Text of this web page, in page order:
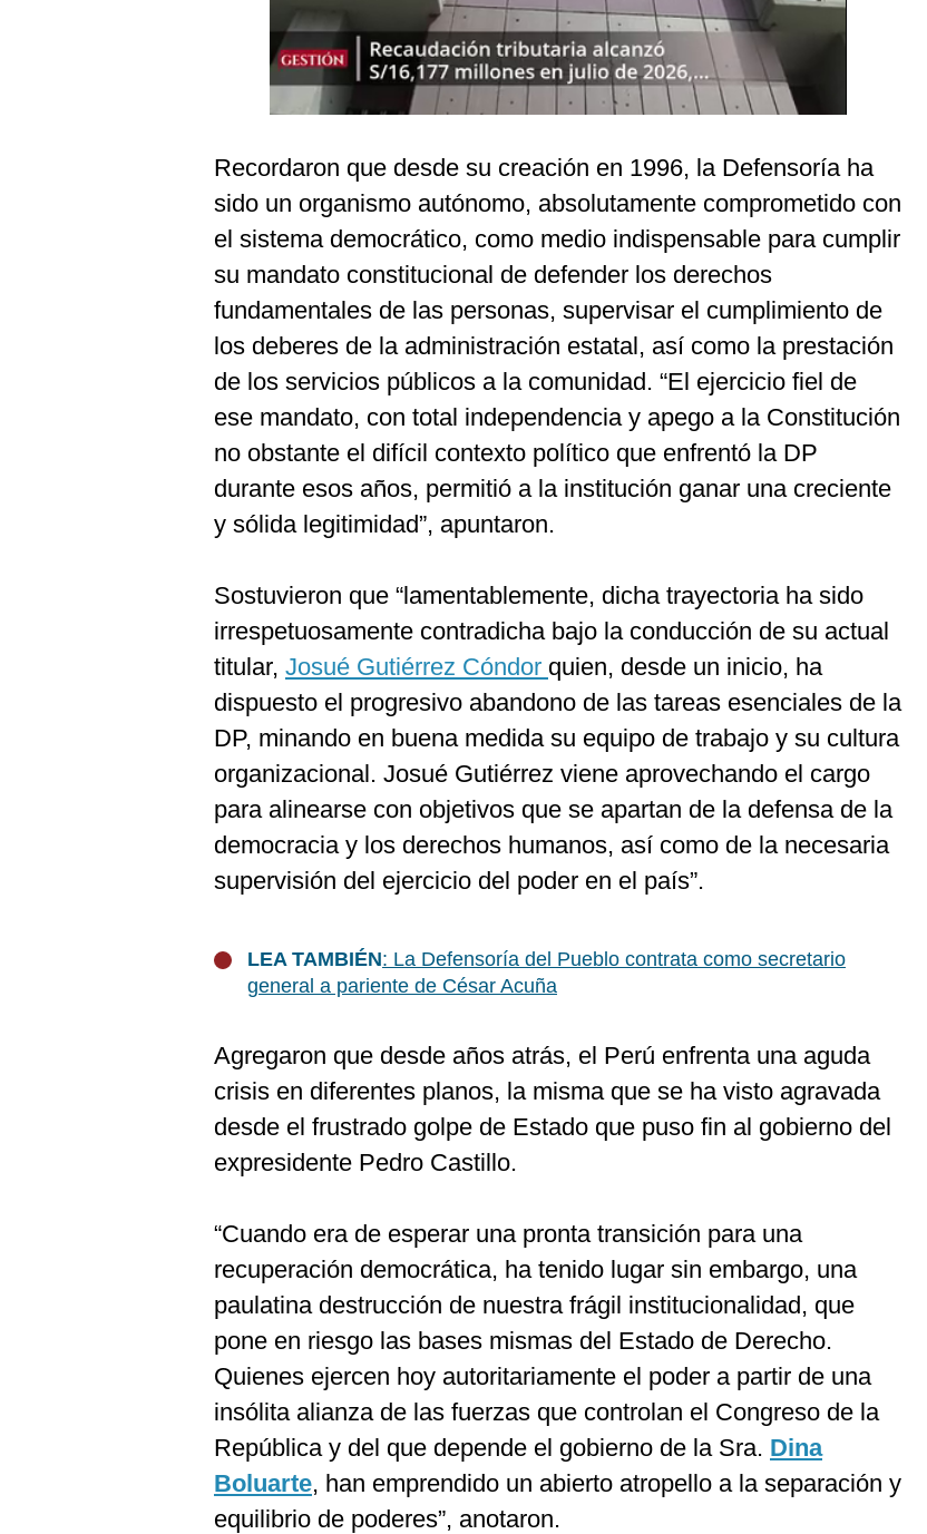
Recordaron que desde su creación en 1996, la Defensoría ha
sido un organismo autónomo, absolutamente comprometido con
el sistema democrático, como medio indispensable para cumplir
su mandato constitucional de defender los derechos
fundamentales de las personas, supervisar el cumplimiento de
los deberes de la administración estatal, así como la prestación
de los servicios públicos a la comunidad. “El ejercicio fiel de
ese mandato, con total independencia y apego a la Constitución
no obstante el difícil contexto político que enfrentó la DP
durante esos años, permitió a la institución ganar una creciente
y sólida legitimidad”, apuntaron.
Sostuvieron que “lamentablemente, dicha trayectoria ha sido
irrespetuosamente contradicha bajo la conducción de su actual
titular, Josué Gutiérrez Cóndor quien, desde un inicio, ha
dispuesto el progresivo abandono de las tareas esenciales de la
DP, minando en buena medida su equipo de trabajo y su cultura
organizacional. Josué Gutiérrez viene aprovechando el cargo
para alinearse con objetivos que se apartan de la defensa de la
democracia y los derechos humanos, así como de la necesaria
supervisión del ejercicio del poder en el país”.
LEA TAMBIÉN: La Defensoría del Pueblo contrata como secretario
general a pariente de César Acuña
Agregaron que desde años atrás, el Perú enfrenta una aguda
crisis en diferentes planos, la misma que se ha visto agravada
desde el frustrado golpe de Estado que puso fin al gobierno del
expresidente Pedro Castillo.
“Cuando era de esperar una pronta transición para una
recuperación democrática, ha tenido lugar sin embargo, una
paulatina destrucción de nuestra frágil institucionalidad, que
pone en riesgo las bases mismas del Estado de Derecho.
Quienes ejercen hoy autoritariamente el poder a partir de una
insólita alianza de las fuerzas que controlan el Congreso de la
República y del que depende el gobierno de la Sra. Dina
Boluarte, han emprendido un abierto atropello a la separación y
equilibrio de poderes”, anotaron.